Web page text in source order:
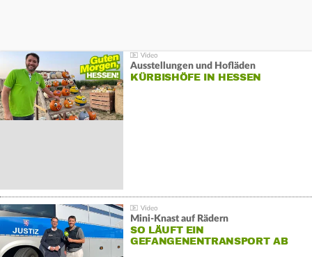
Ausstellungen und Hofläden
KÜRBISHÖFE IN HESSEN
Mini-Knast auf Rädern
SO LÄUFT EIN
GEFANGENENTRANSPORT AB